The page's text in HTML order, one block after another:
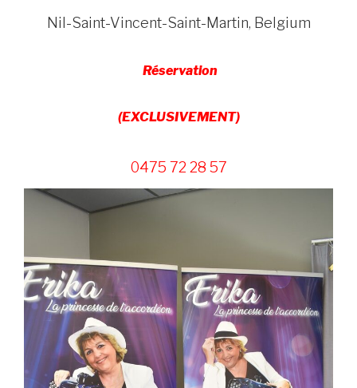
Nil-Saint-Vincent-Saint-Martin, Belgium
Réservation
(EXCLUSIVEMENT)
0475 72 28 57